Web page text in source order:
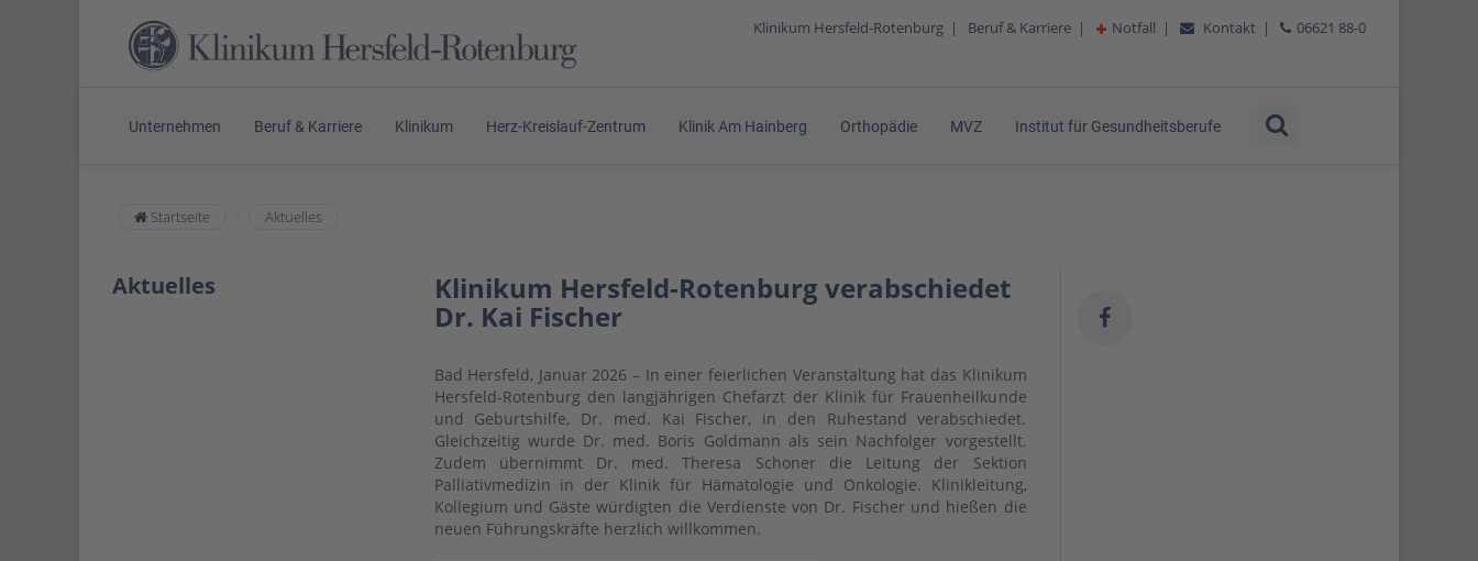
Klinikum Hersfeld-Rotenburg | Beruf & Karriere | Notfall | Kontakt | 06621 88-0
Unternehmen Beruf & Karriere Klinikum Herz-Kreislauf-Zentrum Klinik Am Hainberg Orthopädie MVZ Institut für Gesundheitsberufe
Startseite Aktuelles
Aktuelles Klinikum Hersfeld-Rotenburg verabschiedet
Dr. Kai Fischer
Bad Hersfeld, Januar 2026 – In einer feierlichen Veranstaltung hat das Klinikum
Hersfeld-Rotenburg den langjährigen Chefarzt der Klinik für Frauenheilkunde
und Geburtshilfe, Dr. med. Kai Fischer, in den Ruhestand verabschiedet.
Gleichzeitig wurde Dr. med. Boris Goldmann als sein Nachfolger vorgestellt.
Zudem übernimmt Dr. med. Theresa Schoner die Leitung der Sektion
Palliativmedizin in der Klinik für Hämatologie und Onkologie. Klinikleitung,
Kollegium und Gäste würdigten die Verdienste von Dr. Fischer und hießen die
neuen Führungskräfte herzlich willkommen.